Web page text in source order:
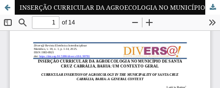
INSERÇÃO CURRICULAR DA AGROECOLOGIA NO MUNICÍPIO DE SANTA CRUZ CABRÁLIA, BAHIA